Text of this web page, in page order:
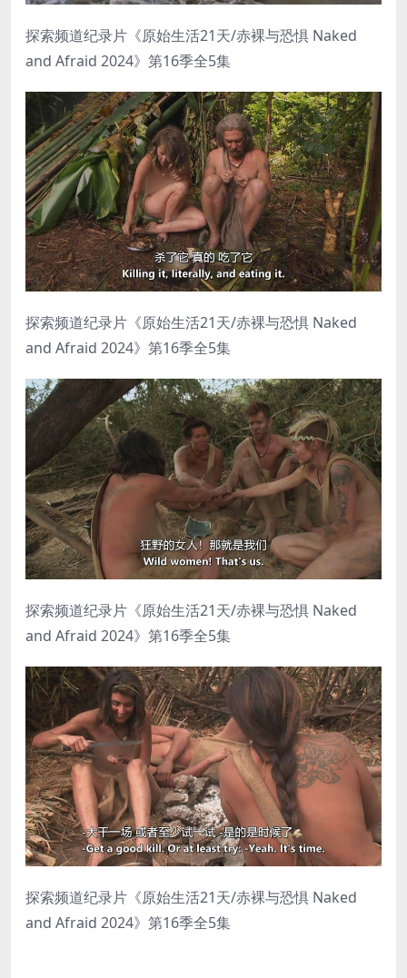
探索频道纪录片《原始生活21天/赤裸与恐惧 Naked
and Afraid 2024》第16季全5集
探索频道纪录片《原始生活21天/赤裸与恐惧 Naked
and Afraid 2024》第16季全5集
探索频道纪录片《原始生活21天/赤裸与恐惧 Naked
and Afraid 2024》第16季全5集
探索频道纪录片《原始生活21天/赤裸与恐惧 Naked
and Afraid 2024》第16季全5集